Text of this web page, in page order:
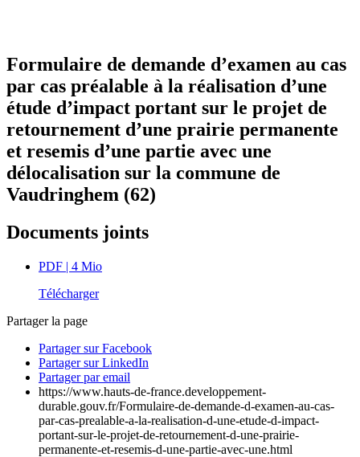
Formulaire de demande d’examen au cas
par cas préalable à la réalisation d’une
étude d’impact portant sur le projet de
retournement d’une prairie permanente
et resemis d’une partie avec une
délocalisation sur la commune de
Vaudringhem (62)
Documents joints
PDF | 4 Mio
Télécharger
Partager la page
Partager sur Facebook
Partager sur LinkedIn
Partager par email
https://www.hauts-de-france.developpement-
durable.gouv.fr/Formulaire-de-demande-d-examen-au-cas-
par-cas-prealable-a-la-realisation-d-une-etude-d-impact-
portant-sur-le-projet-de-retournement-d-une-prairie-
permanente-et-resemis-d-une-partie-avec-une.html